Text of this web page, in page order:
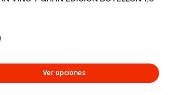
Ver opciones